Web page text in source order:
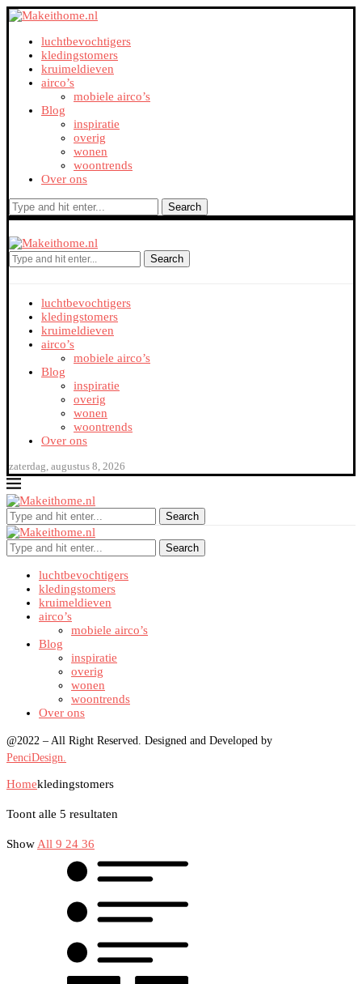
luchtbevochtigers
kledingstomers
kruimeldieven
airco’s
mobiele airco’s
Blog
inspiratie
overig
wonen
woontrends
Over ons
Search
Search
luchtbevochtigers
kledingstomers
kruimeldieven
airco’s
mobiele airco’s
Blog
inspiratie
overig
wonen
woontrends
Over ons
zaterdag, augustus 8, 2026
Search
Search
luchtbevochtigers
kledingstomers
kruimeldieven
airco’s
mobiele airco’s
Blog
inspiratie
overig
wonen
woontrends
Over ons
@2022 – All Right Reserved. Designed and Developed by
PenciDesign.
Homekledingstomers
Toont alle 5 resultaten
Show All 9 24 36